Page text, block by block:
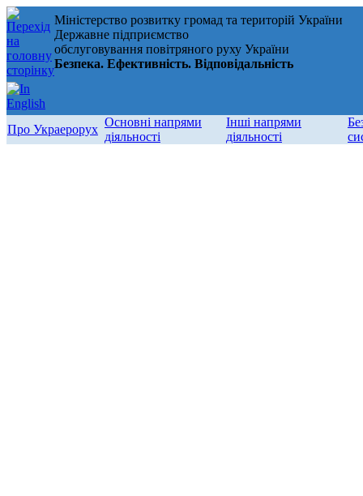
Міністерство розвитку громад та територій України
Державне підприємство
обслуговування повітряного руху України
Безпека. Ефективність. Відповідальність
Про Украерорух
Основні напрями
діяльності
Інші напрями
діяльності